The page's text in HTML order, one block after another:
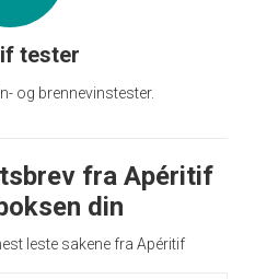
tester
og brennevinstester.
fra Apéritif
din
leste sakene fra Apéritif